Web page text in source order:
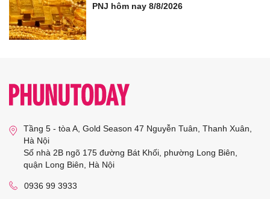
PNJ hôm nay 8/8/2026
Tầng 5 - tòa A, Gold Season 47 Nguyễn Tuân, Thanh Xuân,
Hà Nội
Số nhà 2B ngõ 175 đường Bát Khối, phường Long Biên,
quận Long Biên, Hà Nội
0936 99 3933